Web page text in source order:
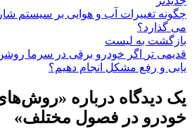
چگونه تغییرات آب و هوایی بر سیستم
می گذارد؟
بازگشت به لیست
قدیمی تر
اگر خودرو برقی در سرما
یابی و رفع مشکل انجام دهیم؟
یک دیدگاه درباره «روش‌های
خودرو در فصول مختلف»